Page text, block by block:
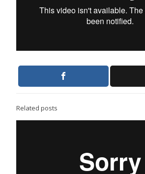
Related posts